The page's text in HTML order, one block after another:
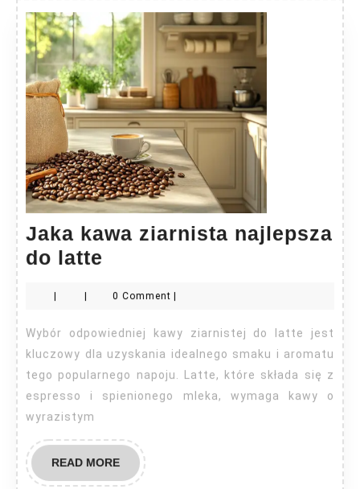
Jaka kawa ziarnista najlepsza
do latte
ziarnista
najlepsza
do
latte
| | 0 Comment |
Wybór odpowiedniej kawy ziarnistej do latte jest
kluczowy dla uzyskania idealnego smaku i aromatu
tego popularnego napoju. Latte, które składa się z
espresso i spienionego mleka, wymaga kawy o
wyrazistym
READ MOREREAD
MORE